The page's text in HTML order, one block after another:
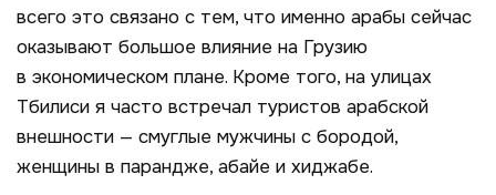
всего это связано с тем, что именно арабы сейчас
оказывают большое влияние на Грузию
в экономическом плане. Кроме того, на улицах
Тбилиси я часто встречал туристов арабской
внешности — смуглые мужчины с бородой,
женщины в парандже, абайе и хиджабе.